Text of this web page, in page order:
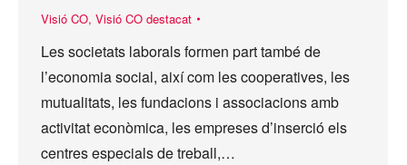
Visió CO, Visió CO destacat
Les societats laborals formen part també de
l’economia social, així com les cooperatives, les
mutualitats, les fundacions i associacions amb
activitat econòmica, les empreses d’inserció els
centres especials de treball,…